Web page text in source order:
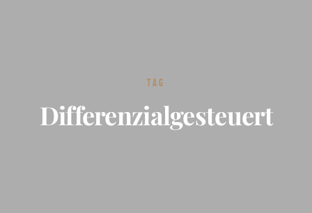
TAG
Differenzialgesteuert